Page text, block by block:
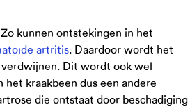
kunnen ontstekingen in het
artritis. Daardoor wordt het
verdwijnen. Dit wordt ook wel
kraakbeen dus een andere
die ontstaat door beschadiging